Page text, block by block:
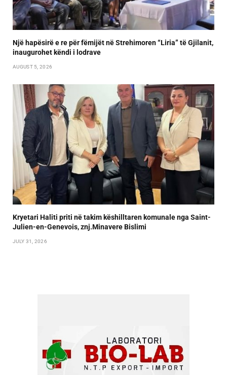
Një hapësirë e re për fëmijët në Strehimoren “Liria” të Gjilanit,
inaugurohet këndi i lodrave
AUGUST 5, 2026
Kryetari Haliti priti në takim këshilltaren komunale nga Saint-
Julien-en-Genevois, znj.Minavere Bislimi
JULY 31, 2026